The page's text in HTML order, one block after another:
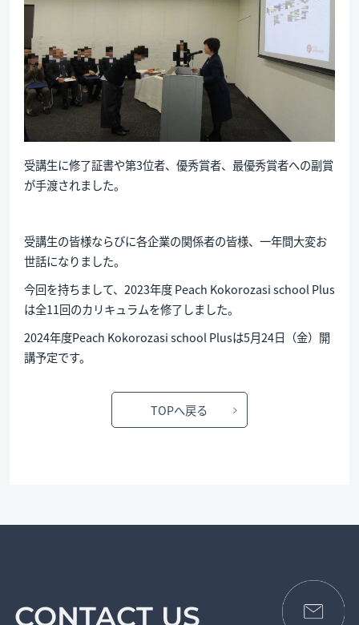
受講生に修了証書や第3位者、優秀賞者、最優秀賞者への副賞
が手渡されました。
受講生の皆様ならびに各企業の関係者の皆様、一年間大変お
世話になりました。
今回を持ちまして、2023年度 Peach Kokorozasi school Plus
は全11回のカリキュラムを修了しました。
2024年度Peach Kokorozasi school Plusは5月24日（金）開
講予定です。
TOPへ戻る
CONTACT US